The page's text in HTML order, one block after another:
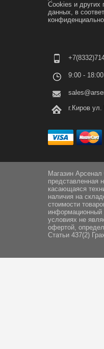
Cookies и других
данных, в
9:00 -
г.Киров
Магазин
представленная
касающаяся
наличия на
стоимости
информационный
условиях не
офертой,
Статьи 437(2)